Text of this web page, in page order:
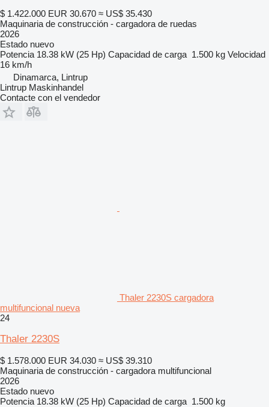
$ 1.422.000 EUR 30.670 ≈ US$ 35.430
Maquinaria de construcción - cargadora de ruedas
2026
Estado nuevo
Potencia 18.38 kW (25 Hp) Capacidad de carga 1.500 kg Velocidad
16 km/h
Dinamarca, Lintrup
Lintrup Maskinhandel
Contacte con el vendedor
Thaler 2230S cargadora
multifuncional nueva
24
Thaler 2230S
$ 1.578.000 EUR 34.030 ≈ US$ 39.310
Maquinaria de construcción - cargadora multifuncional
2026
Estado nuevo
Potencia 18.38 kW (25 Hp) Capacidad de carga 1.500 kg